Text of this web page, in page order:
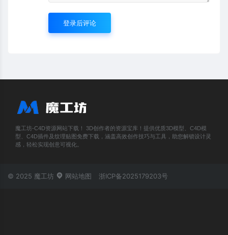
登录后评论
魔工坊-C4D资源网站下载！ 3D创作者的资源宝库！提供优质3D模型、C4D模
型、C4D插件及纹理贴图免费下载，涵盖高效创作技巧与工具，助您解锁设计灵
感，轻松实现创意可视化。
© 2025 魔工坊 网站地图 浙ICP备2025179203号